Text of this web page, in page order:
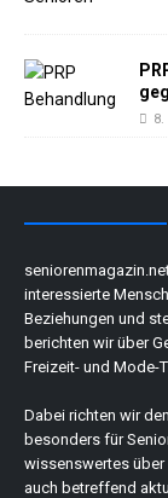
interessierte
Beziehungen und
berichten wir über
Freizeit- und Mode-
Dabei richten wir
besonders für
wissenswertes über
auch betreffend